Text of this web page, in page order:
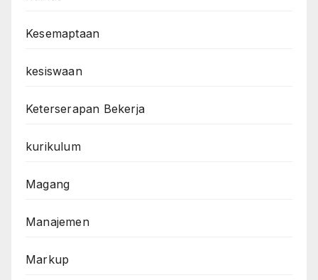
Kesemaptaan
kesiswaan
Keterserapan Bekerja
kurikulum
Magang
Manajemen
Markup